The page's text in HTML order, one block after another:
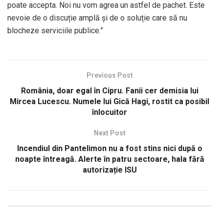
poate accepta. Noi nu vom agrea un astfel de pachet. Este
nevoie de o discuție amplă și de o soluție care să nu
blocheze serviciile publice.”
Previous Post
România, doar egal în Cipru. Fanii cer demisia lui
Mircea Lucescu. Numele lui Gică Hagi, rostit ca posibil
înlocuitor
Next Post
Incendiul din Pantelimon nu a fost stins nici după o
noapte întreagă. Alerte în patru sectoare, hala fără
autorizație ISU